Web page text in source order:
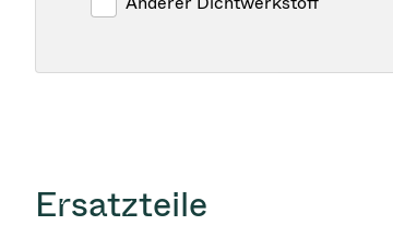
Ersatzteile